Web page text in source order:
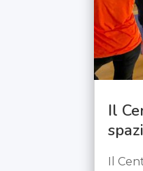
Il
Il